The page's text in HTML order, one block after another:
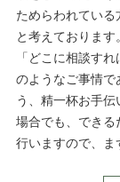
ためらわれてい
と考えております。
「どこに相談す
のようなご事情で
う、精一杯お手
場合でも、でき
行いますので、ま